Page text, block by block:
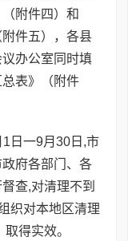
附件四）和
附件五），各县
议办公室同时填
表》（附件
1日一9月30日,市
府各部门、各
查,对清理不到
织对本地区清理
得实效。